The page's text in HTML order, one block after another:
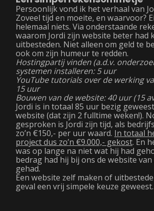
Persoonlijk vond ik het verhaal van
Zoveel tijd en moeite, en waarvoor?
helemaal niets. Via onderstaande
waarom Jordi zijn website beter had
uitbesteden. Niet alleen om geld te
ook om zijn humeur te redden.
Hostingpartij vinden (a.d.v.
systemen installeren: 5 uur
YouTube tutorials over de werking
15 uur
Bouwen van de website: 40 uur (15
Jordi is in totaal 85 uur bezig
website (dat zijn 2 fulltime weken!).
gesproken is Jordi zijn tijd, als
zo’n €150,- per uur waard. In totaal
project dus zo’n €9.000,- gekost. En
was op lange na niet wat hij had
bedrag had hij bij ons de website
gehad.
Een website zelf maken of
geval een vrij simpele keuze geweest.